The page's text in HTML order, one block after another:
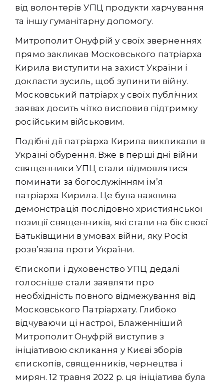
від волонтерів УПЦ продукти харчування
та іншу гуманітарну допомогу.
Митрополит Онуфрій у своїх зверненнях
прямо закликав Московського патріарха
Кирила виступити на захист України і
докласти зусиль, щоб зупинити війну.
Московський патріарх у своїх публічних
заявах досить чітко висловив підтримку
російським військовим.
Подібні дії патріарха Кирила викликали в
Україні обурення. Вже в перші дні війни
священники УПЦ стали відмовлятися
поминати за богослужінням ім’я
патріарха Кирила. Це була важлива
демонстрація послідовно християнської
позиції священників, які стали на бік своєї
Батьківщини в умовах війни, яку Росія
розв’язала проти України.
Єпископи і духовенство УПЦ дедалі
голосніше стали заявляти про
необхідність повного відмежування від
Московського Патріархату. Глибоко
відчуваючи ці настрої, Блаженніший
Митрополит Онуфрій виступив з
ініціативою скликання у Києві зборів
єпископів, священників, чернецтва і
мирян. 12 травня 2022 р. ця ініціатива була